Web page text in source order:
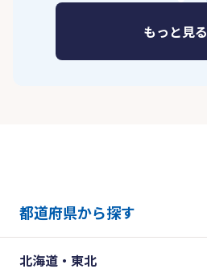
もっと見る
都道府県から探す
北海道・東北